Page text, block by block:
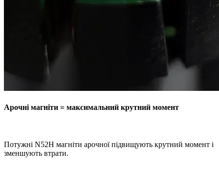
Арочні магніти = максимальний крутний момент
Потужні N52H магніти арочної підвищують крутний момент і
зменшують втрати.